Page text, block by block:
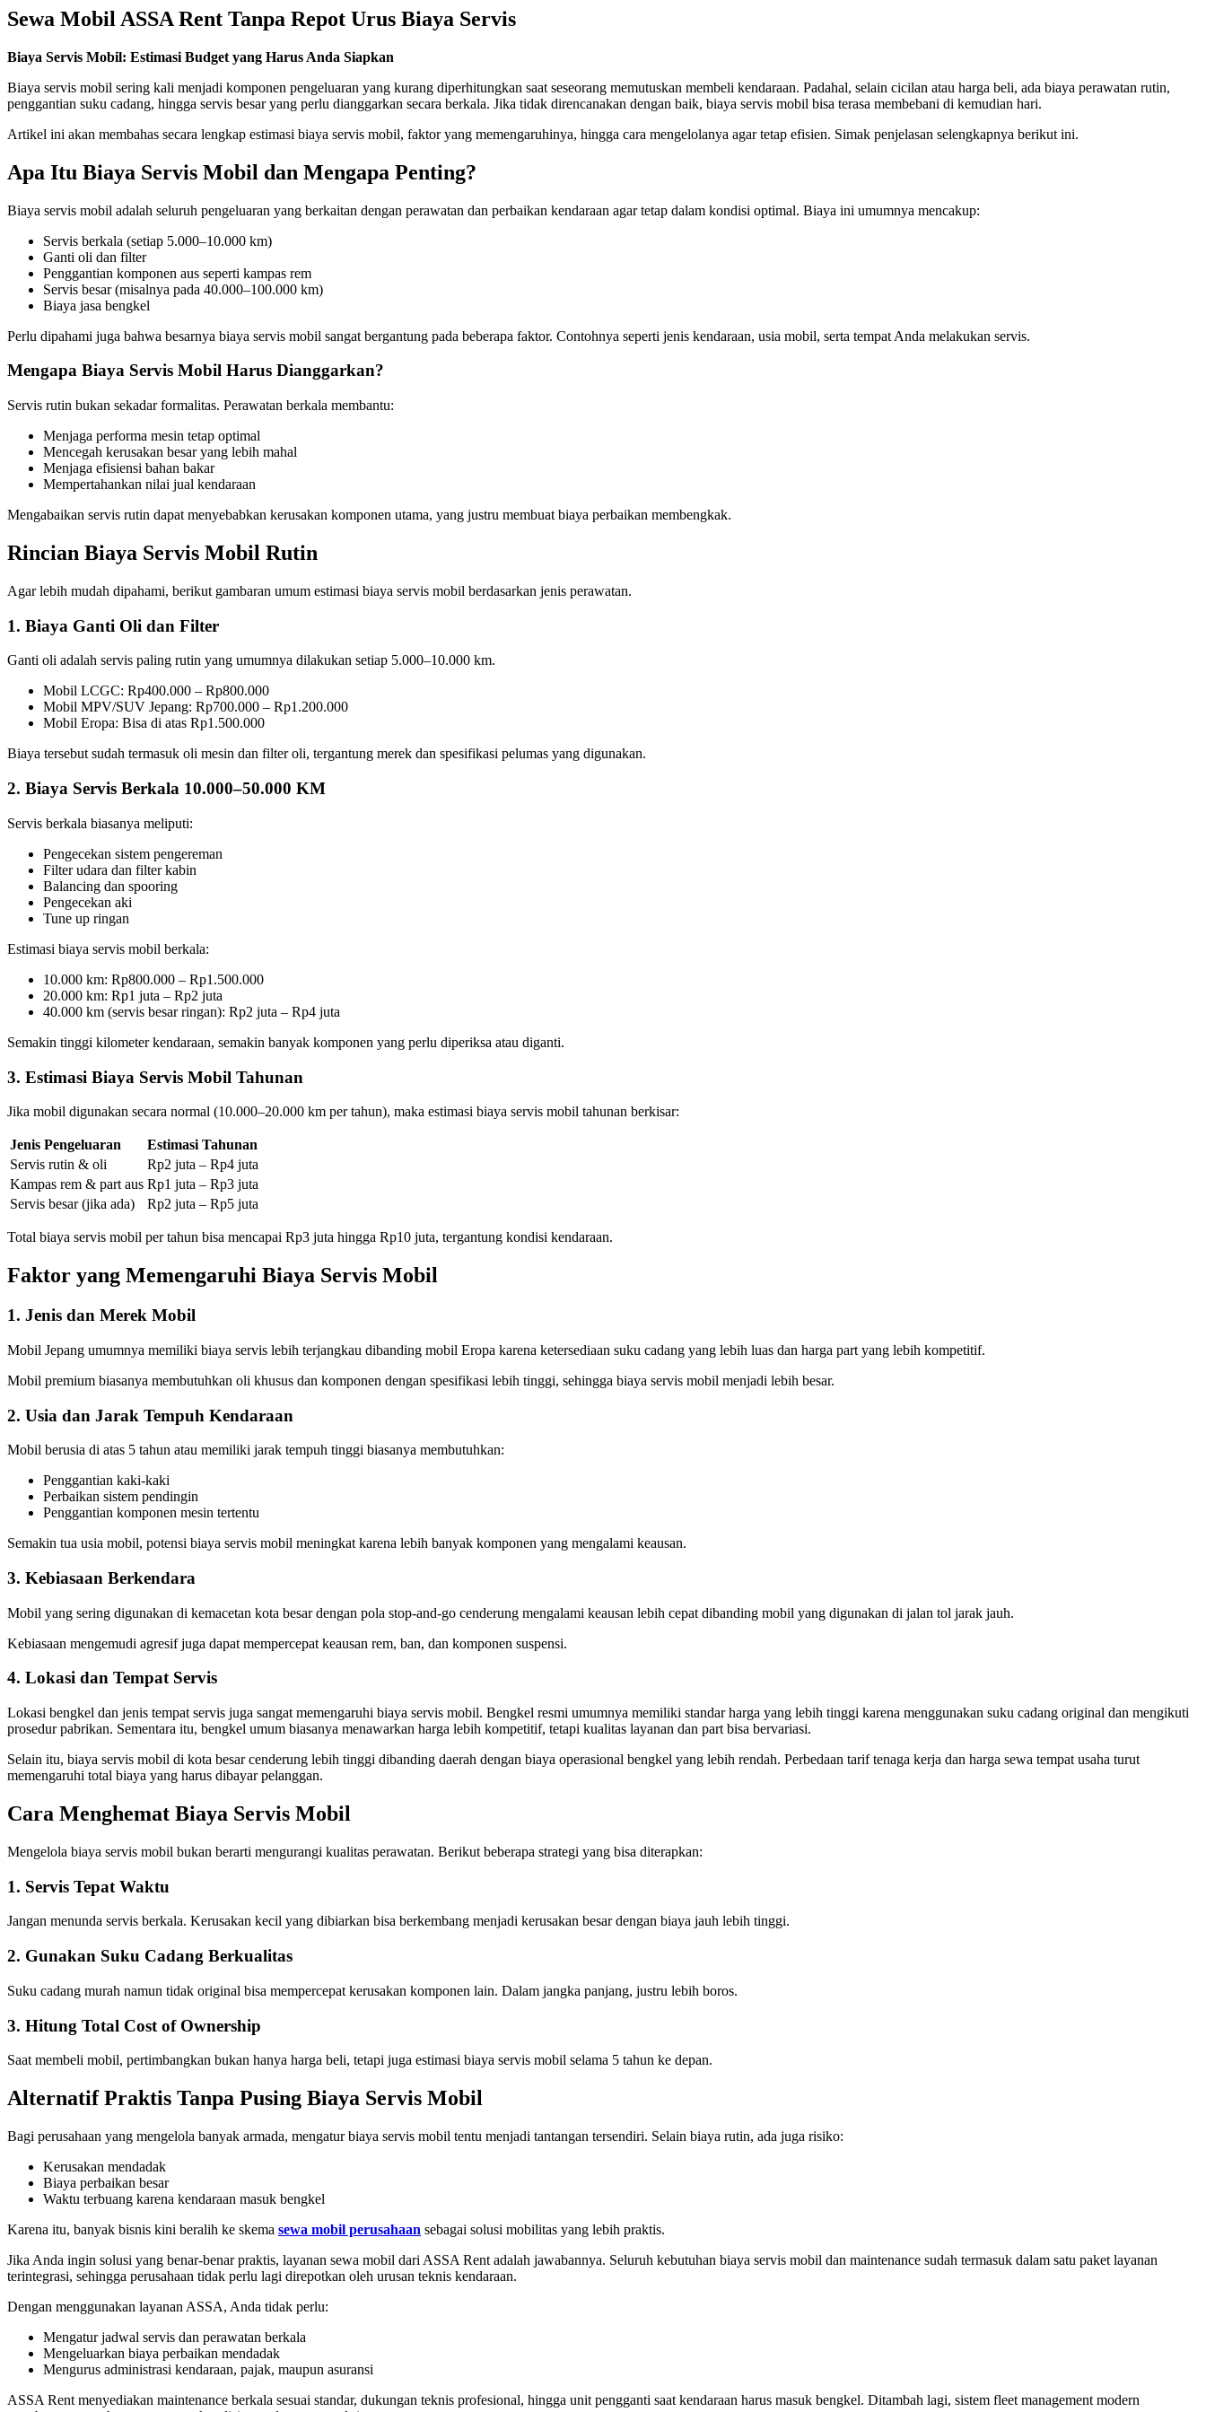
Sewa Mobil ASSA Rent Tanpa Repot Urus Biaya Servis
Biaya Servis Mobil: Estimasi Budget yang Harus Anda Siapkan
Biaya servis mobil sering kali menjadi komponen pengeluaran yang kurang diperhitungkan saat seseorang memutuskan membeli kendaraan. Padahal, selain cicilan atau harga beli, ada biaya perawatan rutin,
penggantian suku cadang, hingga servis besar yang perlu dianggarkan secara berkala. Jika tidak direncanakan dengan baik, biaya servis mobil bisa terasa membebani di kemudian hari.
Artikel ini akan membahas secara lengkap estimasi biaya servis mobil, faktor yang memengaruhinya, hingga cara mengelolanya agar tetap efisien. Simak penjelasan selengkapnya berikut ini.
Apa Itu Biaya Servis Mobil dan Mengapa Penting?
Biaya servis mobil adalah seluruh pengeluaran yang berkaitan dengan perawatan dan perbaikan kendaraan agar tetap dalam kondisi optimal. Biaya ini umumnya mencakup:
Servis berkala (setiap 5.000–10.000 km)
Ganti oli dan filter
Penggantian komponen aus seperti kampas rem
Servis besar (misalnya pada 40.000–100.000 km)
Biaya jasa bengkel
Perlu dipahami juga bahwa besarnya biaya servis mobil sangat bergantung pada beberapa faktor. Contohnya seperti jenis kendaraan, usia mobil, serta tempat Anda melakukan servis.
Mengapa Biaya Servis Mobil Harus Dianggarkan?
Servis rutin bukan sekadar formalitas. Perawatan berkala membantu:
Menjaga performa mesin tetap optimal
Mencegah kerusakan besar yang lebih mahal
Menjaga efisiensi bahan bakar
Mempertahankan nilai jual kendaraan
Mengabaikan servis rutin dapat menyebabkan kerusakan komponen utama, yang justru membuat biaya perbaikan membengkak.
Rincian Biaya Servis Mobil Rutin
Agar lebih mudah dipahami, berikut gambaran umum estimasi biaya servis mobil berdasarkan jenis perawatan.
1. Biaya Ganti Oli dan Filter
Ganti oli adalah servis paling rutin yang umumnya dilakukan setiap 5.000–10.000 km.
Mobil LCGC: Rp400.000 – Rp800.000
Mobil MPV/SUV Jepang: Rp700.000 – Rp1.200.000
Mobil Eropa: Bisa di atas Rp1.500.000
Biaya tersebut sudah termasuk oli mesin dan filter oli, tergantung merek dan spesifikasi pelumas yang digunakan.
2. Biaya Servis Berkala 10.000–50.000 KM
Servis berkala biasanya meliputi:
Pengecekan sistem pengereman
Filter udara dan filter kabin
Balancing dan spooring
Pengecekan aki
Tune up ringan
Estimasi biaya servis mobil berkala:
10.000 km: Rp800.000 – Rp1.500.000
20.000 km: Rp1 juta – Rp2 juta
40.000 km (servis besar ringan): Rp2 juta – Rp4 juta
Semakin tinggi kilometer kendaraan, semakin banyak komponen yang perlu diperiksa atau diganti.
3. Estimasi Biaya Servis Mobil Tahunan
Jika mobil digunakan secara normal (10.000–20.000 km per tahun), maka estimasi biaya servis mobil tahunan berkisar:
Jenis Pengeluaran
Estimasi Tahunan
Servis rutin & oli
Rp2 juta – Rp4 juta
Kampas rem & part aus Rp1 juta – Rp3 juta
Servis besar (jika ada)
Rp2 juta – Rp5 juta
Total biaya servis mobil per tahun bisa mencapai Rp3 juta hingga Rp10 juta, tergantung kondisi kendaraan.
Faktor yang Memengaruhi Biaya Servis Mobil
1. Jenis dan Merek Mobil
Mobil Jepang umumnya memiliki biaya servis lebih terjangkau dibanding mobil Eropa karena ketersediaan suku cadang yang lebih luas dan harga part yang lebih kompetitif.
Mobil premium biasanya membutuhkan oli khusus dan komponen dengan spesifikasi lebih tinggi, sehingga biaya servis mobil menjadi lebih besar.
2. Usia dan Jarak Tempuh Kendaraan
Mobil berusia di atas 5 tahun atau memiliki jarak tempuh tinggi biasanya membutuhkan:
Penggantian kaki-kaki
Perbaikan sistem pendingin
Penggantian komponen mesin tertentu
Semakin tua usia mobil, potensi biaya servis mobil meningkat karena lebih banyak komponen yang mengalami keausan.
3. Kebiasaan Berkendara
Mobil yang sering digunakan di kemacetan kota besar dengan pola stop-and-go cenderung mengalami keausan lebih cepat dibanding mobil yang digunakan di jalan tol jarak jauh.
Kebiasaan mengemudi agresif juga dapat mempercepat keausan rem, ban, dan komponen suspensi.
4. Lokasi dan Tempat Servis
Lokasi bengkel dan jenis tempat servis juga sangat memengaruhi biaya servis mobil. Bengkel resmi umumnya memiliki standar harga yang lebih tinggi karena menggunakan suku cadang original dan mengikuti
prosedur pabrikan. Sementara itu, bengkel umum biasanya menawarkan harga lebih kompetitif, tetapi kualitas layanan dan part bisa bervariasi.
Selain itu, biaya servis mobil di kota besar cenderung lebih tinggi dibanding daerah dengan biaya operasional bengkel yang lebih rendah. Perbedaan tarif tenaga kerja dan harga sewa tempat usaha turut
memengaruhi total biaya yang harus dibayar pelanggan.
Cara Menghemat Biaya Servis Mobil
Mengelola biaya servis mobil bukan berarti mengurangi kualitas perawatan. Berikut beberapa strategi yang bisa diterapkan:
1. Servis Tepat Waktu
Jangan menunda servis berkala. Kerusakan kecil yang dibiarkan bisa berkembang menjadi kerusakan besar dengan biaya jauh lebih tinggi.
2. Gunakan Suku Cadang Berkualitas
Suku cadang murah namun tidak original bisa mempercepat kerusakan komponen lain. Dalam jangka panjang, justru lebih boros.
3. Hitung Total Cost of Ownership
Saat membeli mobil, pertimbangkan bukan hanya harga beli, tetapi juga estimasi biaya servis mobil selama 5 tahun ke depan.
Alternatif Praktis Tanpa Pusing Biaya Servis Mobil
Bagi perusahaan yang mengelola banyak armada, mengatur biaya servis mobil tentu menjadi tantangan tersendiri. Selain biaya rutin, ada juga risiko:
Kerusakan mendadak
Biaya perbaikan besar
Waktu terbuang karena kendaraan masuk bengkel
Karena itu, banyak bisnis kini beralih ke skema sewa mobil perusahaan sebagai solusi mobilitas yang lebih praktis.
Jika Anda ingin solusi yang benar-benar praktis, layanan sewa mobil dari ASSA Rent adalah jawabannya. Seluruh kebutuhan biaya servis mobil dan maintenance sudah termasuk dalam satu paket layanan
terintegrasi, sehingga perusahaan tidak perlu lagi direpotkan oleh urusan teknis kendaraan.
Dengan menggunakan layanan ASSA, Anda tidak perlu:
Mengatur jadwal servis dan perawatan berkala
Mengeluarkan biaya perbaikan mendadak
Mengurus administrasi kendaraan, pajak, maupun asuransi
ASSA Rent menyediakan maintenance berkala sesuai standar, dukungan teknis profesional, hingga unit pengganti saat kendaraan harus masuk bengkel. Ditambah lagi, sistem fleet management modern